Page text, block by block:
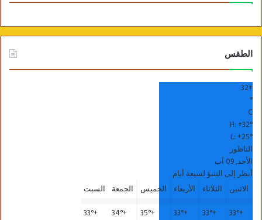
الطقس
+
32
°
C
H:+32°
L:+25°
الناظور
الأحد, 09 آب
أنظر إلى التنبؤ لسبعة أيام
الاثنين
الثلاثاء الأربعاء الخميس الجمعة
السبت
+
33°
+
33°
+
33°
+
35°
+
34°
+
33°